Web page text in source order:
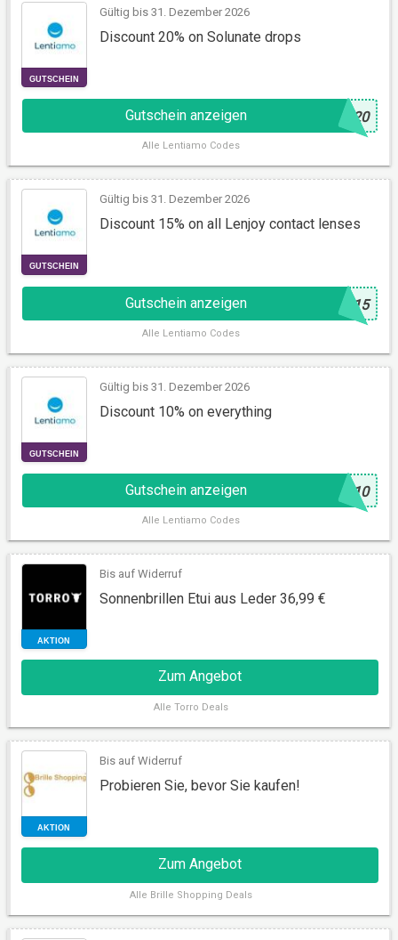
Gültig bis 31. Dezember 2026
Discount 20% on Solunate drops
Gutschein anzeigen @ S20
Alle Lentiamo Codes
GUTSCHEIN
Gültig bis 31. Dezember 2026
Discount 15% on all Lenjoy contact lenses
Gutschein anzeigen @ y15
Alle Lentiamo Codes
Gültig bis 31. Dezember 2026
Discount 10% on everything
Gutschein anzeigen @ O10
Alle Lentiamo Codes
Bis auf Widerruf
Sonnenbrillen Etui aus Leder 36,99 €
Zum Angebot
Alle Torro Deals
Bis auf Widerruf
Probieren Sie, bevor Sie kaufen!
Zum Angebot
Alle Brille Shopping Deals